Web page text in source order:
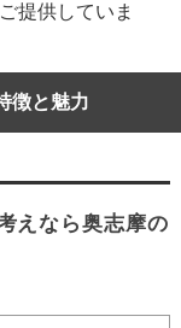
提供していま
徴と魅力
えなら奥志摩の